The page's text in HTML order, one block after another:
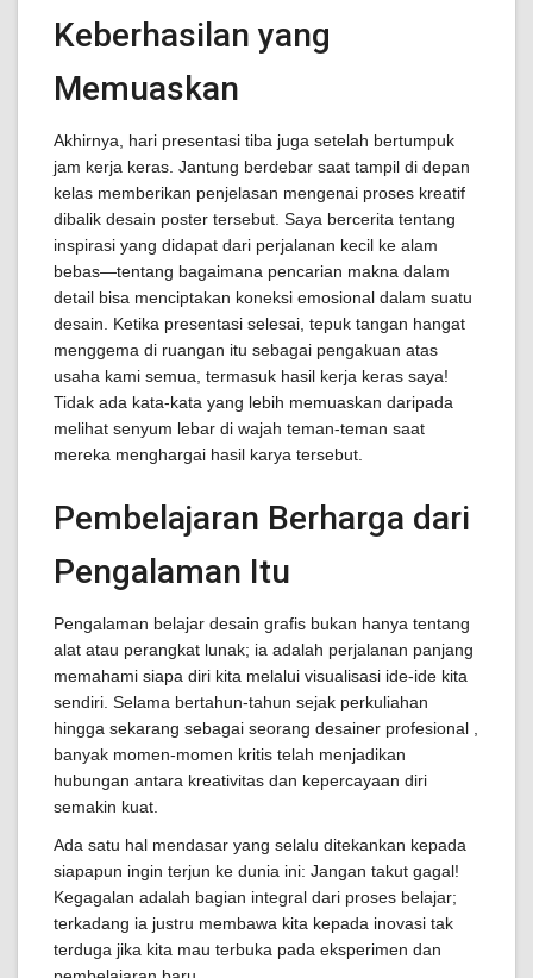
Keberhasilan yang
Memuaskan
Akhirnya, hari presentasi tiba juga setelah bertumpuk
jam kerja keras. Jantung berdebar saat tampil di depan
kelas memberikan penjelasan mengenai proses kreatif
dibalik desain poster tersebut. Saya bercerita tentang
inspirasi yang didapat dari perjalanan kecil ke alam
bebas—tentang bagaimana pencarian makna dalam
detail bisa menciptakan koneksi emosional dalam suatu
desain. Ketika presentasi selesai, tepuk tangan hangat
menggema di ruangan itu sebagai pengakuan atas
usaha kami semua, termasuk hasil kerja keras saya!
Tidak ada kata-kata yang lebih memuaskan daripada
melihat senyum lebar di wajah teman-teman saat
mereka menghargai hasil karya tersebut.
Pembelajaran Berharga dari
Pengalaman Itu
Pengalaman belajar desain grafis bukan hanya tentang
alat atau perangkat lunak; ia adalah perjalanan panjang
memahami siapa diri kita melalui visualisasi ide-ide kita
sendiri. Selama bertahun-tahun sejak perkuliahan
hingga sekarang sebagai seorang desainer profesional ,
banyak momen-momen kritis telah menjadikan
hubungan antara kreativitas dan kepercayaan diri
semakin kuat.
Ada satu hal mendasar yang selalu ditekankan kepada
siapapun ingin terjun ke dunia ini: Jangan takut gagal!
Kegagalan adalah bagian integral dari proses belajar;
terkadang ia justru membawa kita kepada inovasi tak
terduga jika kita mau terbuka pada eksperimen dan